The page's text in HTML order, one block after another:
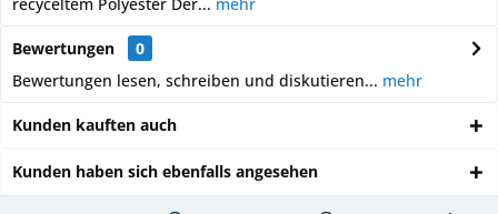
Bewertungen
0
Bewertungen lesen, schreiben und diskutieren... mehr
Kunden kauften auch
Kunden haben sich ebenfalls angesehen